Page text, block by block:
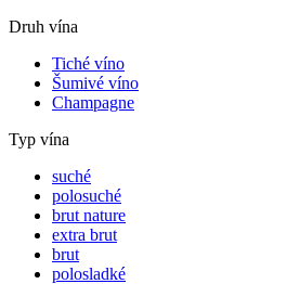
Druh vína
Tiché víno
Šumivé víno
Champagne
Typ vína
suché
polosuché
brut nature
extra brut
brut
polosladké